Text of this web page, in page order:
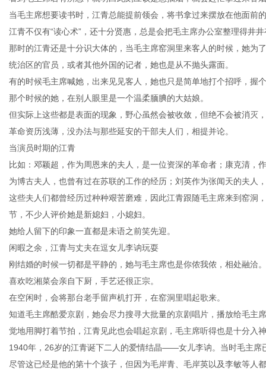
当毛主席想要读书时，江青总能提前领会，将书拿过来摆放在他面前
江青不仅有“读心术”，还十分贤惠，总是会把毛主席办公室整理得井
那时的江青还是十分识大体的，当毛主席窑洞里来客人的时候，她为
统治区的官员，或者其他外国的记者，她也是从不抛头露面。
有的时候毛主席喊她，出来见见客人，她也只是简单地打个招呼，握
那个时候的她，在别人眼里是一个温柔腼腆的大姑娘。
但实际上这些都是表面的现象，野心虽然会被收敛，但绝不会被消灭
革命资历浅薄，没办法与那些延安的干部夫人们，相提并论。
当演员时期的江青
比如：邓颖超，作为周恩来的夫人，是一位资深的革命者；康克清，
为博古夫人，也曾有过在苏联的工作的经历；刘英作为张闻天的夫人
这些夫人们都曾经历过种种艰苦磨难，因此江青跟随毛主席来到窑洞
节，不少人评价她是新媳妇，小媳妇。
她给人留下的印象一直都是未语之前笑先迎。
闲暇之余，江青与丈夫在逗女儿李讷玩耍
刚结婚的时候一切都是平静的，她与毛主席也是你侬我侬，相处融洽
喜欢吃湘菜会亲自下厨，手艺还很正宗。
在空闲时，会将那台老手留声机打开，在窑洞里唱起歌来。
知道毛主席酷爱京剧，她会尽力搜寻大批量的京剧唱片，播放给毛主
觉地用脚打着节拍，江青见此也会唱起京剧，毛主席听得也是十分入
1940年，26岁的江青诞下二人的爱情结晶——女儿李讷。当时毛主席
尽管这已经是他的第十个孩子，但因为毛岸青、毛岸英以及李敏等人